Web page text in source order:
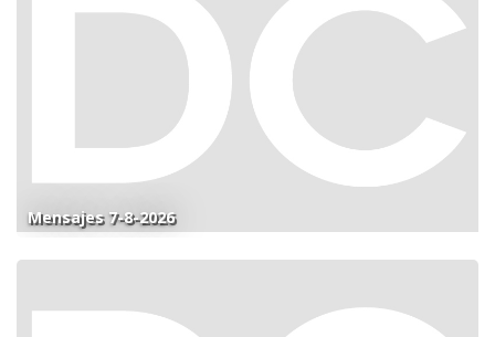
Mensajes 7-8-2026